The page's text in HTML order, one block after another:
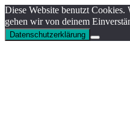
Diese Website benutzt Cookies.
gehen wir von deinem
Datenschutzerklärung